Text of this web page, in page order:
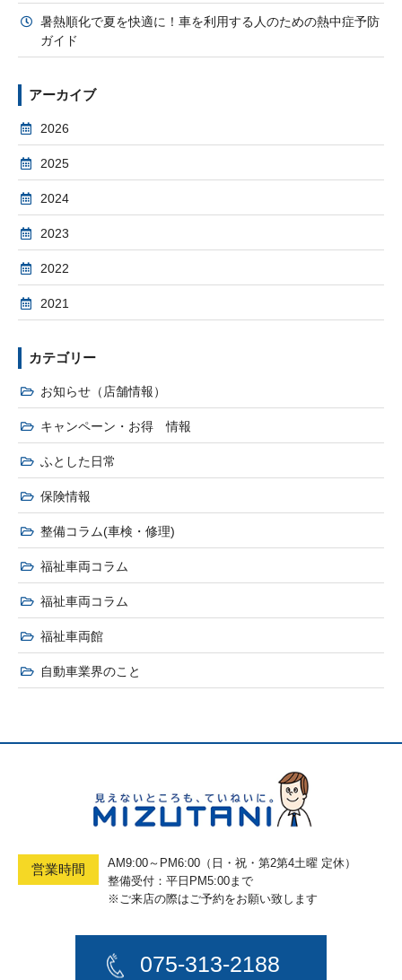
暑熱順化で夏を快適に！車を利用する人のための熱中症予防
ガイド
アーカイブ
2026
2025
2024
2023
2022
2021
カテゴリー
お知らせ（店舗情報）
キャンペーン・お得 情報
ふとした日常
保険情報
整備コラム(車検・修理)
福祉車両コラム
福祉車両コラム
福祉車両館
自動車業界のこと
営業時間
AM9:00～PM6:00（日・祝・第2第4土曜 定休）
整備受付：平日PM5:00まで
※ご来店の際はご予約をお願い致します
075-313-2188